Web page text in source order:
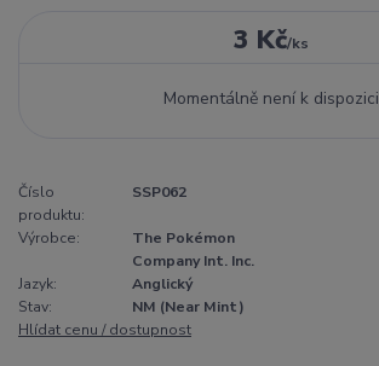
3 Kč/ks
Momentálně není k dispozici
Číslo
produktu:
SSP062
Výrobce:
The Pokémon
Company Int. Inc.
Jazyk:
Anglický
Stav:
NM (Near Mint)
Hlídat cenu / dostupnost